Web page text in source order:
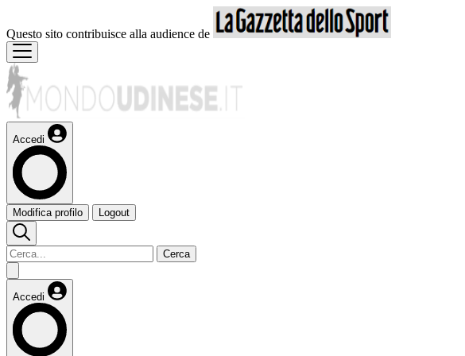
Questo sito contribuisce alla audience de
Accedi
Modifica profilo Logout
Cerca
Accedi